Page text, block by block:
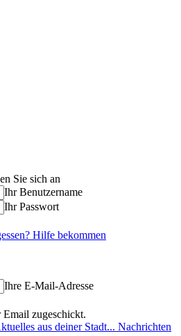
Sie sich an
Ihr Benutzername
Ihr Passwort
Hilfe bekommen
Ihre E-Mail-Adresse
zugeschickt.
Nachrichten